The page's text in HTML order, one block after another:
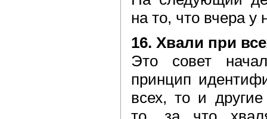
на то, что вчера у
16. Хвали при
Это совет
принцип
всех, то и другие